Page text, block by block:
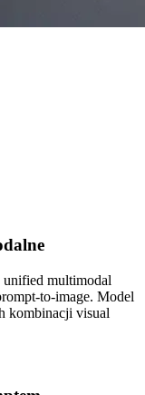
unified multimodal
to-image. Model
kombinacji visual